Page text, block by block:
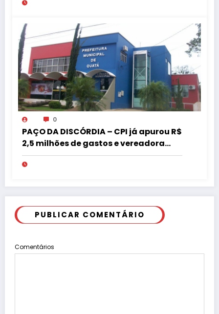
0
PAÇO DA DISCÓRDIA – CPI já apurou R$
2,5 milhões de gastos e vereadora
pede “acordo” para aprovar R$ 9,5
milhões
PUBLICAR COMENTÁRIO
Comentários